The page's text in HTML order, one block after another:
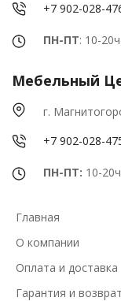
+7 902-028-
ПН-ПТ: 10-
Мебельный
г.
+7 902-028-
ПН-ПТ: 10-
Главная
О компании
Оплата и доставка
Гарантия и возврат